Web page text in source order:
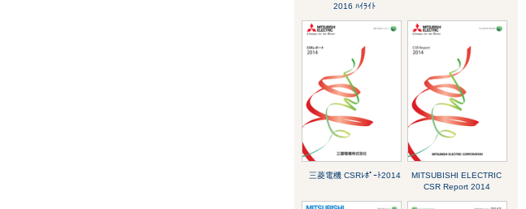
2016 ﾊｲﾗｲﾄ
三菱電機 CSRﾚﾎﾟｰﾄ2014
MITSUBISHI ELECTRIC
CSR Report 2014